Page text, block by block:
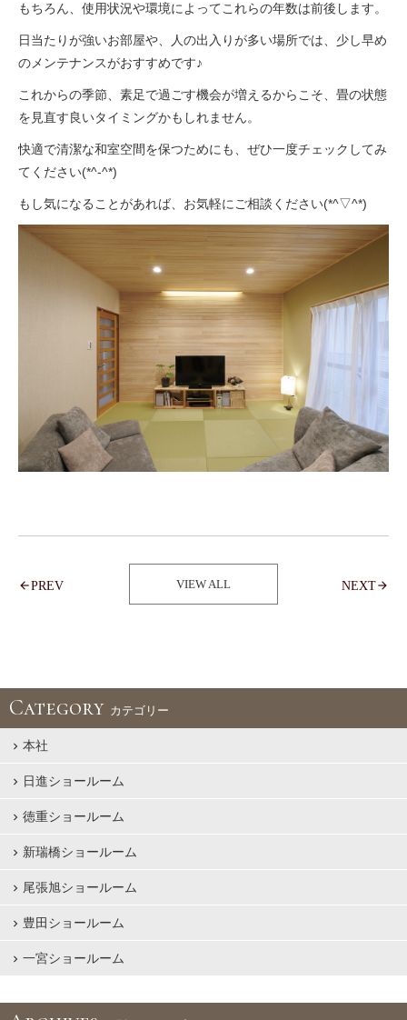
もちろん、使用状況や環境によってこれらの年数は前後します。
日当たりが強いお部屋や、人の出入りが多い場所では、少し早め
のメンテナンスがおすすめです♪
これからの季節、素足で過ごす機会が増えるからこそ、畳の状態
を見直す良いタイミングかもしれません。
快適で清潔な和室空間を保つためにも、ぜひ一度チェックしてみ
てください(*^-^*)
もし気になることがあれば、お気軽にご相談ください(*^▽^*)
PREV VIEW ALL NEXT
Category カテゴリー
本社
日進ショールーム
徳重ショールーム
新瑞橋ショールーム
尾張旭ショールーム
豊田ショールーム
一宮ショールーム